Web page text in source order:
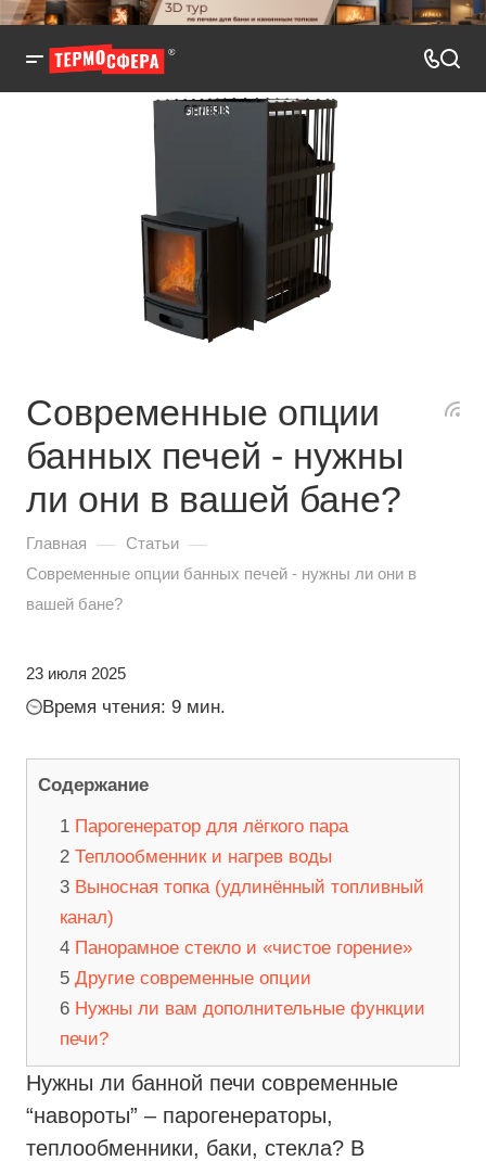
Современные опции
банных печей - нужны
ли они в вашей бане?
Главная — Статьи —
Современные опции банных печей - нужны ли они в
вашей бане?
23 июля 2025
Время чтения: 9 мин.
Содержание
Парогенератор для лёгкого пара
Теплообменник и нагрев воды
Выносная топка (удлинённый топливный
канал)
Панорамное стекло и «чистое горение»
Другие современные опции
Нужны ли вам дополнительные функции
печи?
Нужны ли банной печи современные
“навороты” – парогенераторы,
теплообменники, баки, стекла? В